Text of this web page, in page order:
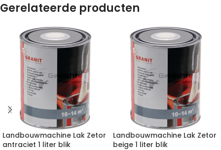
Gerelateerde producten
Landbouwmachine Lak Zetor
antraciet 1 liter blik
Landbouwmachine Lak Zetor
beige 1 liter blik